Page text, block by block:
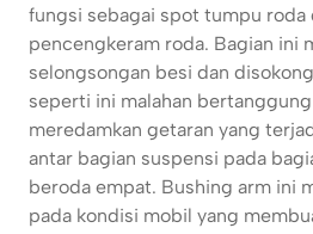
fungsi sebagai spot tumpu roda
pencengkeram roda. Bagian ini
selongsongan besi dan
seperti ini malahan
meredamkan getaran yang
antar bagian suspensi pada
beroda empat. Bushing arm ini
pada kondisi mobil yang